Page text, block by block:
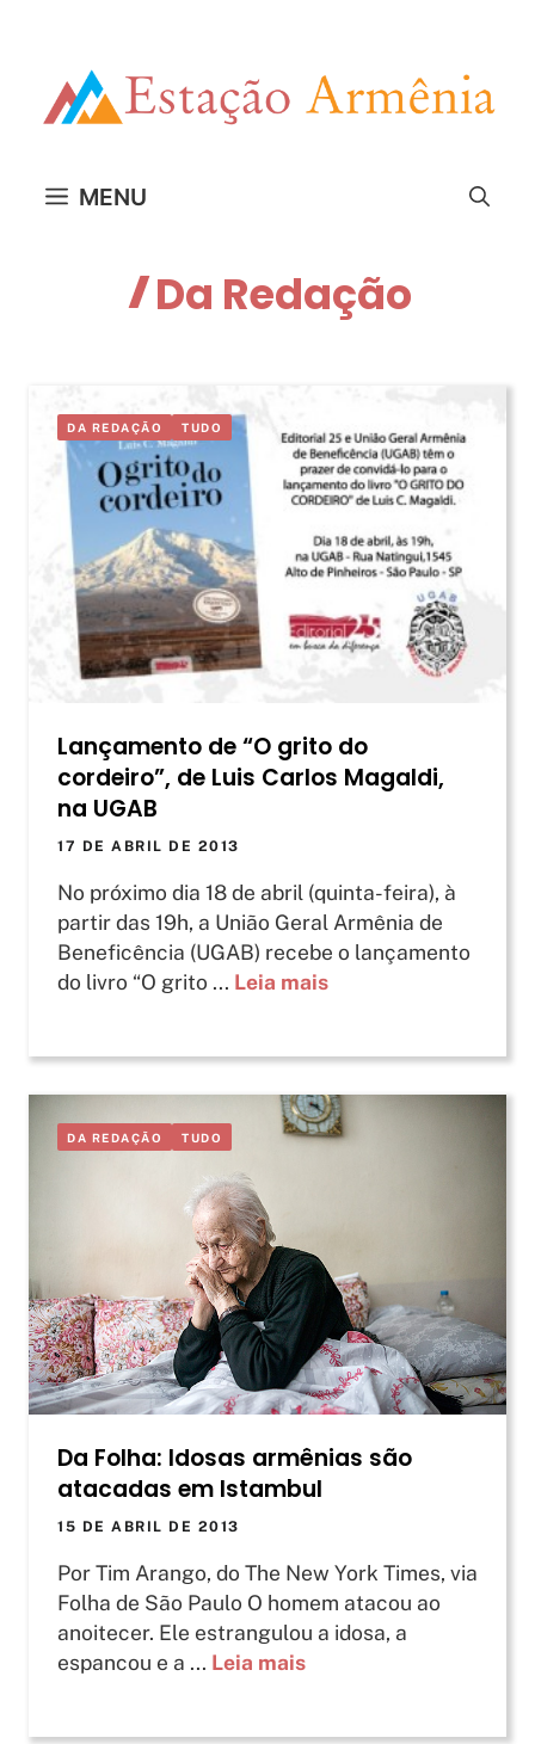
MENU
Da Redação
DA REDAÇÃO TUDO
Lançamento de “O grito do
cordeiro”, de Luis Carlos Magaldi,
na UGAB
17 DE ABRIL DE 2013
No próximo dia 18 de abril (quinta-feira), à
partir das 19h, a União Geral Armênia de
Beneficência (UGAB) recebe o lançamento
do livro “O grito ... Leia mais
DA REDAÇÃO TUDO
Da Folha: Idosas armênias são
atacadas em Istambul
15 DE ABRIL DE 2013
Por Tim Arango, do The New York Times, via
Folha de São Paulo O homem atacou ao
anoitecer. Ele estrangulou a idosa, a
espancou e a ... Leia mais